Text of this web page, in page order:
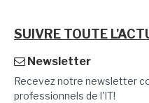
SUIVRE TOUTE
Newsletter
Recevez notre newsletter
professionnels de l'IT!